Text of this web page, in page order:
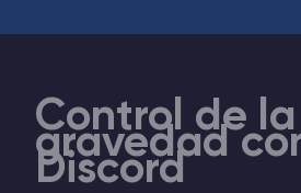
Control de la
gravedad
Discord